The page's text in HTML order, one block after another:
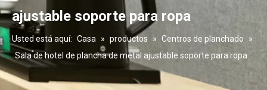
ajustable soporte para ropa
Usted está aquí: Casa » productos » Centros de planchado
»
Sala de hotel de plancha de metal ajustable soporte para ropa